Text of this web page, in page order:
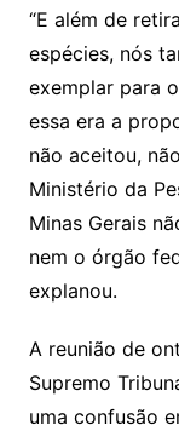
“E além de
espécies, nós
exemplar para
essa era a
não aceitou,
Ministério da
Minas Gerais
nem o órgão
explanou.
A reunião de
Supremo
uma confusão